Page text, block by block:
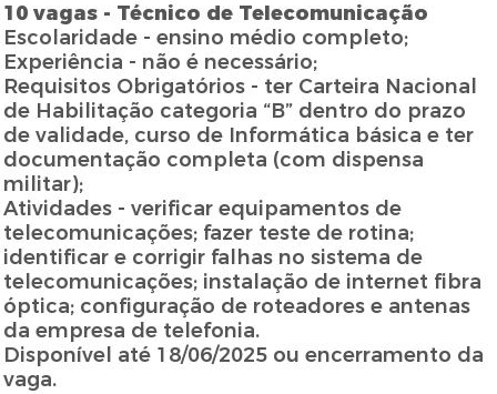
10 vagas - Técnico de Telecomunicação
Escolaridade - ensino médio completo;
Experiência - não é necessário;
Requisitos Obrigatórios - ter Carteira Nacional
de Habilitação categoria “B” dentro do prazo
de validade, curso de Informática básica e ter
documentação completa (com dispensa
militar);
Atividades - verificar equipamentos de
telecomunicações; fazer teste de rotina;
identificar e corrigir falhas no sistema de
telecomunicações; instalação de internet fibra
óptica; configuração de roteadores e antenas
da empresa de telefonia.
Disponível até 18/06/2025 ou encerramento da
vaga.